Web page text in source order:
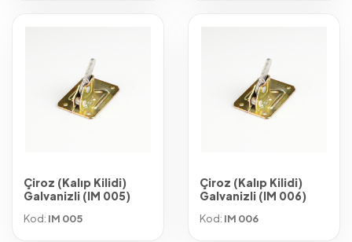
Çiroz (Kalıp Kilidi)
Galvanizli (IM 005)
Kod: IM 005
Çiroz (Kalıp Kilidi)
Galvanizli (IM 006)
Kod: IM 006